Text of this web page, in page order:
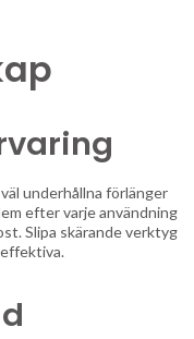
underhållna förlänger
efter varje användning
Slipa skärande verktyg